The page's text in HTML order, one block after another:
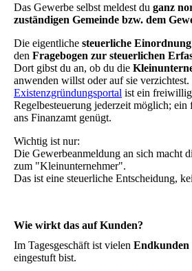
Das Gewerbe selbst meldest du ganz
zuständigen Gemeinde bzw. dem
Die eigentliche steuerliche Einordnung
den Fragebogen zur steuerlichen
Dort gibst du an, ob du die
anwenden willst oder auf sie
Existenzgründungsportal ist ein
Regelbesteuerung jederzeit möglich; ein
ans Finanzamt genügt.
Wichtig ist nur:
Die Gewerbeanmeldung an sich macht
zum "Kleinunternehmer".
Das ist eine steuerliche Entscheidung,
Wie wirkt das auf Kunden?
Im Tagesgeschäft ist vielen Endkunden
eingestuft bist.